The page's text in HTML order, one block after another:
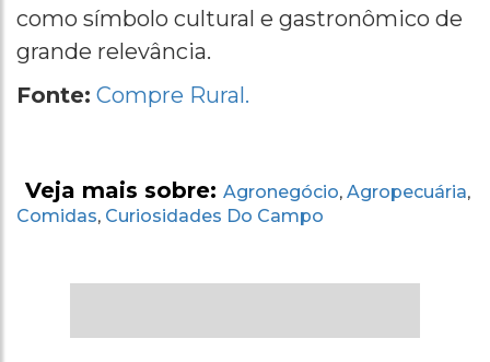
como símbolo cultural e gastronômico de
grande relevância.
Fonte: Compre Rural.
Veja mais sobre: Agronegócio, Agropecuária,
Comidas, Curiosidades Do Campo